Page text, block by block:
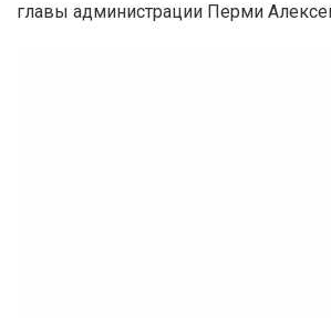
главы администрации Перми